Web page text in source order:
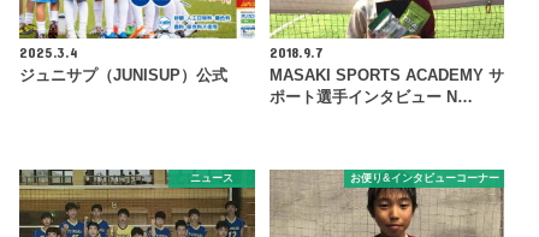
2025.3.4
ジュニサプ（JUNISUP）公式
2018.9.7
MASAKI SPORTS ACADEMY サ
ポート選手インタビュー N…
ニュース お便り&インタビューコーナー